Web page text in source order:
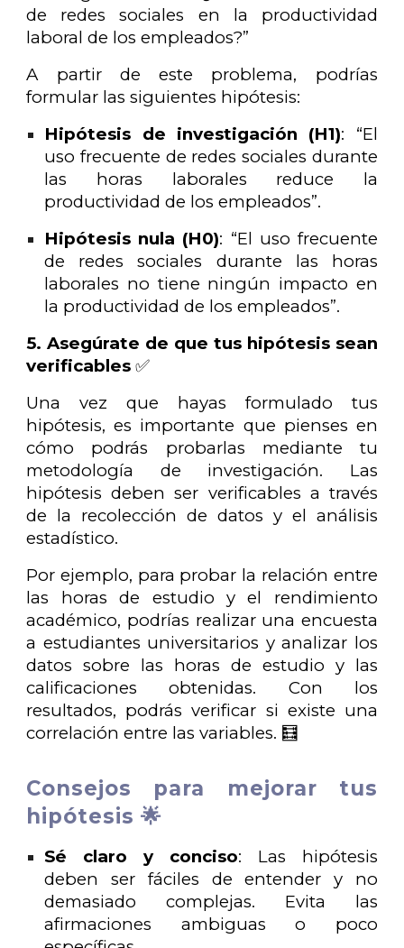
de redes sociales en la productividad
laboral de los empleados?”
A partir de este problema, podrías
formular las siguientes hipótesis:
Hipótesis de investigación (H1): “El
uso frecuente de redes sociales durante
las horas laborales reduce la
productividad de los empleados”.
Hipótesis nula (H0): “El uso frecuente
de redes sociales durante las horas
laborales no tiene ningún impacto en
la productividad de los empleados”.
5. Asegúrate de que tus hipótesis sean
verificables ✅
Una vez que hayas formulado tus
hipótesis, es importante que pienses en
cómo podrás probarlas mediante tu
metodología de investigación. Las
hipótesis deben ser verificables a través
de la recolección de datos y el análisis
estadístico.
Por ejemplo, para probar la relación entre
las horas de estudio y el rendimiento
académico, podrías realizar una encuesta
a estudiantes universitarios y analizar los
datos sobre las horas de estudio y las
calificaciones obtenidas. Con los
resultados, podrás verificar si existe una
correlación entre las variables. 🧮
Consejos para mejorar tus
hipótesis 🌟
Sé claro y conciso: Las hipótesis
deben ser fáciles de entender y no
demasiado complejas. Evita las
afirmaciones ambiguas o poco